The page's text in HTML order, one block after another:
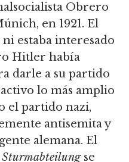
Obrero
en 1921. El
estaba interesado
Hitler había
darle a su partido
lo más amplio
el partido nazi,
antisemita y
alemana. El
Sturmabteilung se